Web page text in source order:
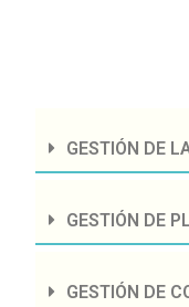
GESTIÓN DE
GESTIÓN DE
GESTIÓN DE